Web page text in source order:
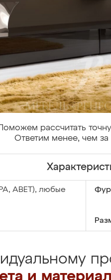
рассчитать
Ответим менее, чем за
ABET), любые
и